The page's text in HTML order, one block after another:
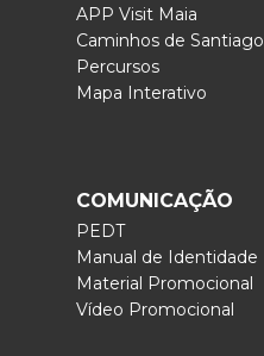
APP Visit Maia
Caminhos de Santiago
Percursos
Mapa Interativo
COMUNICAÇÃO
PEDT
Manual de Identidade
Material Promocional
Vídeo Promocional